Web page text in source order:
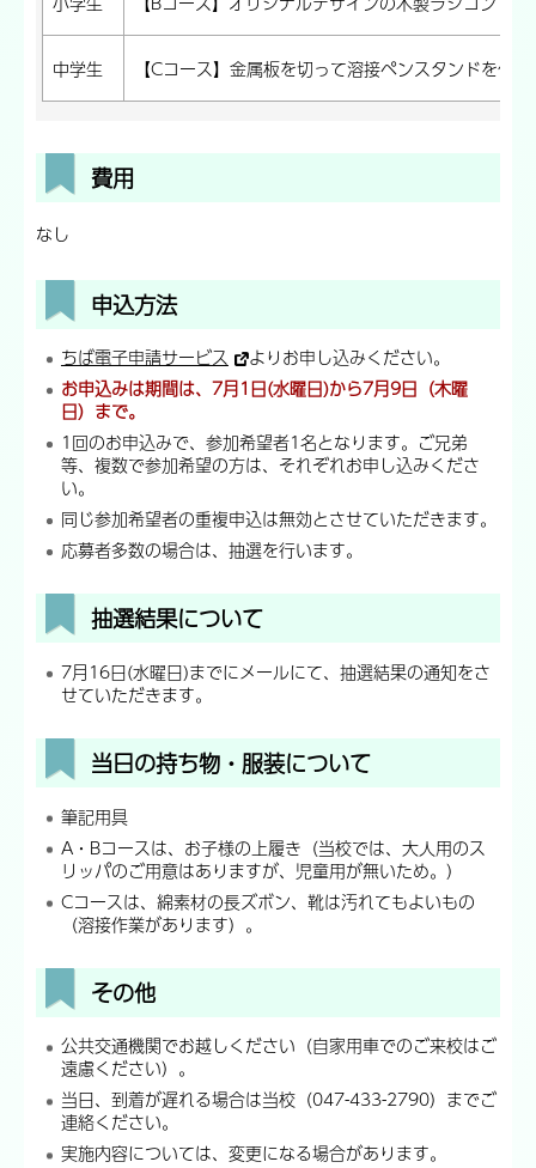
中学生 【Cコース】金属板を切って溶接ペンスタンドを作
費用
なし
申込方法
ちば電子申請サービス
よりお申し込みください。
お申込みは期間は、7月1日(水曜日)から7月9日（木曜
日）まで。
1回のお申込みで、参加希望者1名となります。ご兄弟
等、複数で参加希望の方は、それぞれお申し込みくださ
い。
同じ参加希望者の重複申込は無効とさせていただきます。
応募者多数の場合は、抽選を行います。
抽選結果について
7月16日(水曜日)までにメールにて、抽選結果の通知をさ
せていただきます。
当日の持ち物・服装について
筆記用具
A・Bコースは、お子様の上履き（当校では、大人用のス
リッパのご用意はありますが、児童用が無いため。）
Cコースは、綿素材の長ズボン、靴は汚れてもよいもの
（溶接作業があります）。
その他
公共交通機関でお越しください（自家用車でのご来校はご
遠慮ください）。
当日、到着が遅れる場合は当校（047-433-2790）までご
連絡ください。
実施内容については、変更になる場合があります。